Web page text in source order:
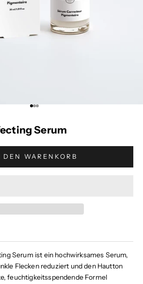
Gehe zu Element 1
Gehe zu Element 2
Gehe zu Element 3
Serum
DEN WARENKORB
Serum ist ein hochwirksames Serum,
Flecken reduziert und den Hautton
feuchtigkeitsspendende Formel